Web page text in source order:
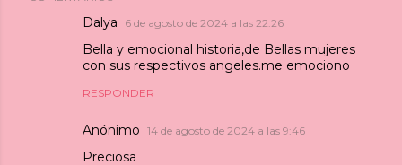
Dalya 6 de agosto de 2024 a las 22:26
Bella y emocional historia,de Bellas mujeres
con sus respectivos angeles.me emociono
RESPONDER
Anónimo 14 de agosto de 2024 a las 9:46
Preciosa